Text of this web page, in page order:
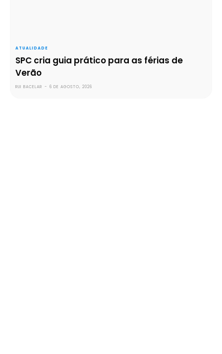
ATUALIDADE
SPC cria guia prático para as férias de
Verão
RUI BACELAR - 6 DE AGOSTO, 2026